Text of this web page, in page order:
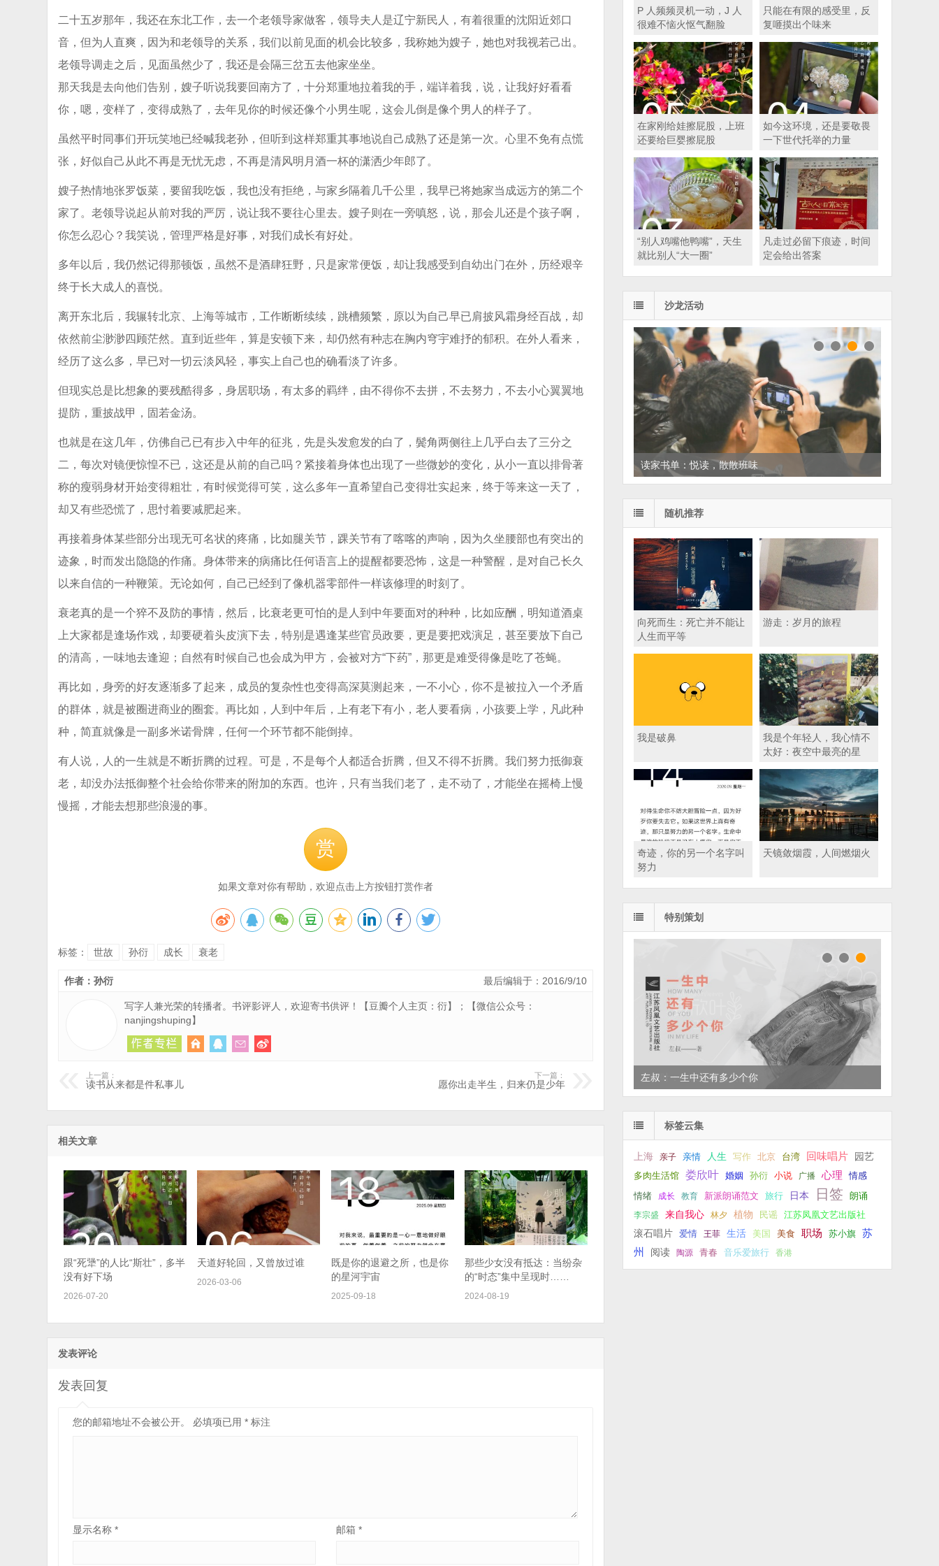
二十五岁那年，我还在东北工作，去一个老领导家做客，领导夫人是辽宁新民人，有着很重的沈阳近郊口
音，但为人直爽，因为和老领导的关系，我们以前见面的机会比较多，我称她为嫂子，她也对我视若己出。
老领导调走之后，见面虽然少了，我还是会隔三岔五去他家坐坐。
那天我是去向他们告别，嫂子听说我要回南方了，十分郑重地拉着我的手，端详着我，说，让我好好看看
你，嗯，变样了，变得成熟了，去年见你的时候还像个小男生呢，这会儿倒是像个男人的样子了。
虽然平时同事们开玩笑地已经喊我老孙，但听到这样郑重其事地说自己成熟了还是第一次。心里不免有点慌
张，好似自己从此不再是无忧无虑，不再是清风明月酒一杯的潇洒少年郎了。
嫂子热情地张罗饭菜，要留我吃饭，我也没有拒绝，与家乡隔着几千公里，我早已将她家当成远方的第二个
家了。老领导说起从前对我的严厉，说让我不要往心里去。嫂子则在一旁嗔怒，说，那会儿还是个孩子啊，
你怎么忍心？我笑说，管理严格是好事，对我们成长有好处。
多年以后，我仍然记得那顿饭，虽然不是酒肆狂野，只是家常便饭，却让我感受到自幼出门在外，历经艰辛
终于长大成人的喜悦。
离开东北后，我辗转北京、上海等城市，工作断断续续，跳槽频繁，原以为自己早已肩披风霜身经百战，却
依然前尘渺渺四顾茫然。直到近些年，算是安顿下来，却仍然有种志在胸内穹宇难抒的郁积。在外人看来，
经历了这么多，早已对一切云淡风轻，事实上自己也的确看淡了许多。
但现实总是比想象的要残酷得多，身居职场，有太多的羁绊，由不得你不去拼，不去努力，不去小心翼翼地
提防，重披战甲，固若金汤。
也就是在这几年，仿佛自己已有步入中年的征兆，先是头发愈发的白了，鬓角两侧往上几乎白去了三分之
二，每次对镜便惊惶不已，这还是从前的自己吗？紧接着身体也出现了一些微妙的变化，从小一直以排骨著
称的瘦弱身材开始变得粗壮，有时候觉得可笑，这么多年一直希望自己变得壮实起来，终于等来这一天了，
却又有些恐慌了，思忖着要减肥起来。
再接着身体某些部分出现无可名状的疼痛，比如腿关节，踝关节有了喀喀的声响，因为久坐腰部也有突出的
迹象，时而发出隐隐的作痛。身体带来的病痛比任何语言上的提醒都要恐怖，这是一种警醒，是对自己长久
以来自信的一种鞭策。无论如何，自己已经到了像机器零部件一样该修理的时刻了。
衰老真的是一个猝不及防的事情，然后，比衰老更可怕的是人到中年要面对的种种，比如应酬，明知道酒桌
上大家都是逢场作戏，却要硬着头皮演下去，特别是遇逢某些官员政要，更是要把戏演足，甚至要放下自己
的清高，一味地去逢迎；自然有时候自己也会成为甲方，会被对方“下药”，那更是难受得像是吃了苍蝇。
再比如，身旁的好友逐渐多了起来，成员的复杂性也变得高深莫测起来，一不小心，你不是被拉入一个矛盾
的群体，就是被圈进商业的圈套。再比如，人到中年后，上有老下有小，老人要看病，小孩要上学，凡此种
种，简直就像是一副多米诺骨牌，任何一个环节都不能倒掉。
有人说，人的一生就是不断折腾的过程。可是，不是每个人都适合折腾，但又不得不折腾。我们努力抵御衰
老，却没办法抵御整个社会给你带来的附加的东西。也许，只有当我们老了，走不动了，才能坐在摇椅上慢
慢摇，才能去想那些浪漫的事。
赏
如果文章对你有帮助，欢迎点击上方按钮打赏作者
标签： 世故 孙衍 成长 衰老
最后编辑于：2016/9/10
作者：孙衍
写字人兼光荣的转播者。书评影评人，欢迎寄书供评！【豆瓣个人主页：衍】；【微信公众号：
nanjingshuping】
上一篇：
读书从来都是件私事儿
下一篇：
愿你出走半生，归来仍是少年
相关文章
跟“死犟”的人比“斯壮”，多半
没有好下场
2026-07-20
天道好轮回，又曾放过谁
2026-03-06
既是你的退避之所，也是你
的星河宇宙
2025-09-18
那些少女没有抵达：当纷杂
的“时态”集中呈现时……
2024-08-19
发表评论
发表回复
您的邮箱地址不会被公开。 必填项已用* 标注
显示名称* 邮箱 *
P 人频频灵机一动，J 人
很难不恼火怄气翻脸
只能在有限的感受里，反
复咂摸出个味来
在家刚给娃擦屁股，上班
还要给巨婴擦屁股
如今这环境，还是要敬畏
一下世代托举的力量
“别人鸡嘴他鸭嘴”，天生
就比别人“大一圈”
凡走过必留下痕迹，时间
定会给出答案
沙龙活动
读家书单：悦读，散散班味
随机推荐
向死而生：死亡并不能让
人生而平等
游走：岁月的旅程
我是破鼻
我是个年轻人，我心情不
太好：夜空中最亮的星
奇迹，你的另一个名字叫
努力
天镜敛烟霞，人间燃烟火
特别策划
左叔：一生中还有多少个你
标签云集
上海 亲子 亲情 人生 写作 北京 台湾 回味唱片 园艺
多肉生活馆 娄欣叶 婚姻 孙衍 小说 广播 心理 情感
情绪 成长 教育 新派朗诵范文 旅行 日本 日签 朗诵
李宗盛 来自我心 林夕 植物 民谣
江苏凤凰文艺出版社
滚石唱片
爱情 王菲 生活 美国 美食 职场 苏小旗
苏
州
阅读 陶源 青春 音乐爱旅行 香港